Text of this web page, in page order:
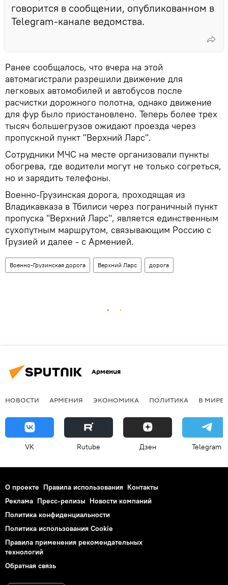
говорится в сообщении, опубликованном в
Telegram-канале ведомства.
Ранее сообщалось, что вчера на этой
автомагистрали разрешили движение для
легковых автомобилей и автобусов после
расчистки дорожного полотна, однако движение
для фур было приостановлено. Теперь более трех
тысяч большегрузов ожидают проезда через
пропускной пункт "Верхний Ларс".
Сотрудники МЧС на месте организовали пункты
обогрева, где водители могут не только согреться,
но и зарядить телефоны.
Военно-Грузинская дорога, проходящая из
Владикавказа в Тбилиси через пограничный пункт
пропуска "Верхний Ларс", является единственным
сухопутным маршрутом, связывающим Россию с
Грузией и далее - с Арменией.
Военно-Грузинская дорога Верхний Ларс дорога
Армения
НОВОСТИ АРМЕНИЯ ЭКОНОМИКА ПОЛИТИКА В МИРЕ
VK Rutube Дзен Telegram
О проекте Правила использования Контакты
Реклама Пресс-релизы Новости компаний
Политика конфиденциальности
Политика использования Cookie
Правила применения рекомендательных
технологий
Обратная связь